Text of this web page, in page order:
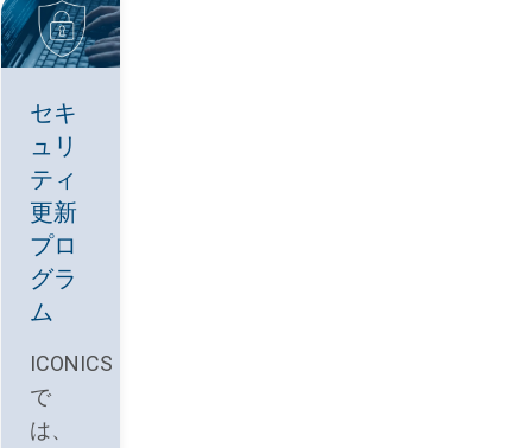
セキ
ュリ
ティ
更新
プロ
グラ
ム
ICONICS
で
は、